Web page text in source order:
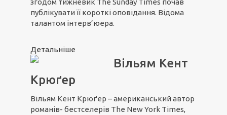
згодом тижневик The Sunday Times почав
публікувати її короткі оповідання. Відома
талантом інтерв’юера.
Детальніше
Вільям Кент
Крюґер
Вільям Кент Крюґер – американський автор
романів- бестселерів The New York Times,